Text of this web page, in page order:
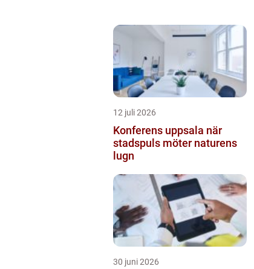
12 juli 2026
Konferens uppsala när
stadspuls möter naturens
lugn
30 juni 2026